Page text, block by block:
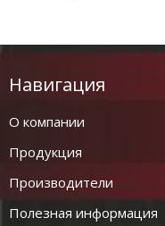
Навигация
О компании
Продукция
Производители
Полезная информация